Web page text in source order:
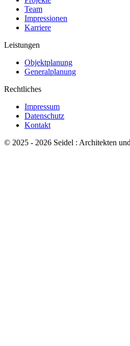
Team
Impressionen
Karriere
Leistungen
Objektplanung
Generalplanung
Rechtliches
Impressum
Datenschutz
Kontakt
© 2025 - 2026 Seidel : Architekten